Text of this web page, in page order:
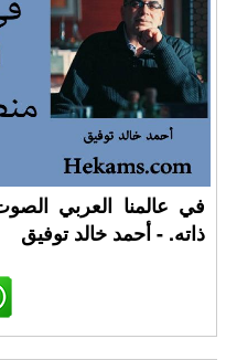
في عالمنا العربي
ذاته. - أحمد خالد توفيق